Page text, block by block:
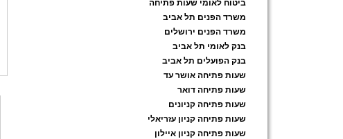
ביטוח לאומי שעות פתיחה
משרד הפנים תל אביב
משרד הפנים ירושלים
בנק לאומי תל אביב
בנק הפועלים תל אביב
שעות פתיחה אושר עד
שעות פתיחה דואר
שעות פתיחה קניונים
שעות פתיחה קניון עזריאלי
שעות פתיחה קניון איילון